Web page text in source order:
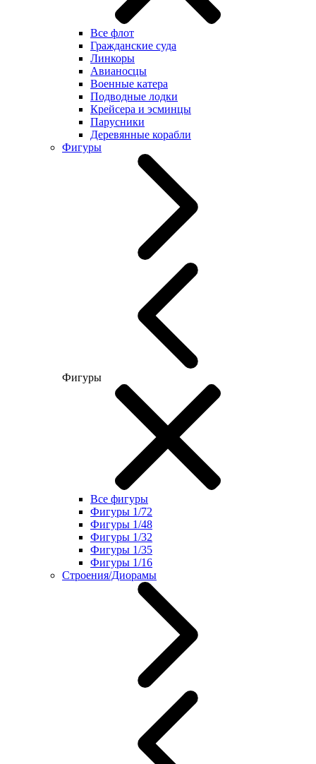
Все флот
Гражданские суда
Линкоры
Авианосцы
Военные катера
Подводные лодки
Крейсера и эсминцы
Парусники
Деревянные корабли
Фигуры
Фигуры
Все фигуры
Фигуры 1/72
Фигуры 1/48
Фигуры 1/32
Фигуры 1/35
Фигуры 1/16
Строения/Диорамы